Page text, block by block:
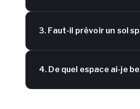
3. Faut-il prévoir un sol
4. De quel espace ai-je